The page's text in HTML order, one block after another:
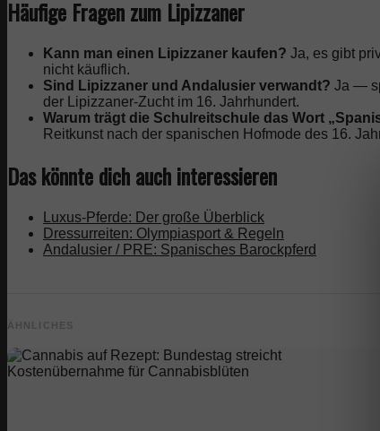
Häufige Fragen zum Lipizzaner
Kann man einen Lipizzaner kaufen? Ja, es gibt
nicht käuflich.
Sind Lipizzaner und Andalusier verwandt? Ja —
der Lipizzaner-Zucht im 16. Jahrhundert.
Warum trägt die Schulreitschule das Wort
Reitkunst nach der spanischen Hofmode des 16.
Das könnte dich auch interessieren
Luxus-Pferde: Der große Überblick
Dressurreiten: Olympiasport & Regeln
Andalusier / PRE: Spanisches Barockpferd
ÄHNLICHES